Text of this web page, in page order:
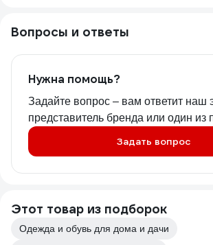
Вопросы и ответы
Нужна помощь?
Задайте вопрос – вам ответит наш
представитель бренда или один из
Задать вопрос
Этот товар из подборок
Одежда и обувь для дома и дачи